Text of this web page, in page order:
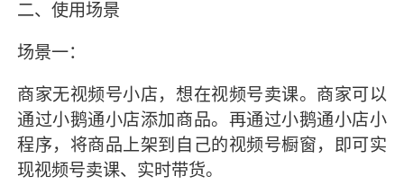
二、使用场景
场景一：
商家无视频号小店，想在视频号卖课。商家可以
通过小鹅通小店添加商品。再通过小鹅通小店小
程序，将商品上架到自己的视频号橱窗，即可实
现视频号卖课、实时带货。